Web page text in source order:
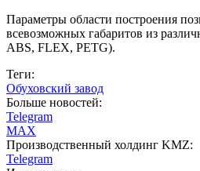
Параметры области построения
всевозможных габаритов из
ABS, FLEX, PETG).
Теги:
Обуховский завод
Больше новостей:
Telegram
MAX
Производственный холдинг KMZ:
Telegram